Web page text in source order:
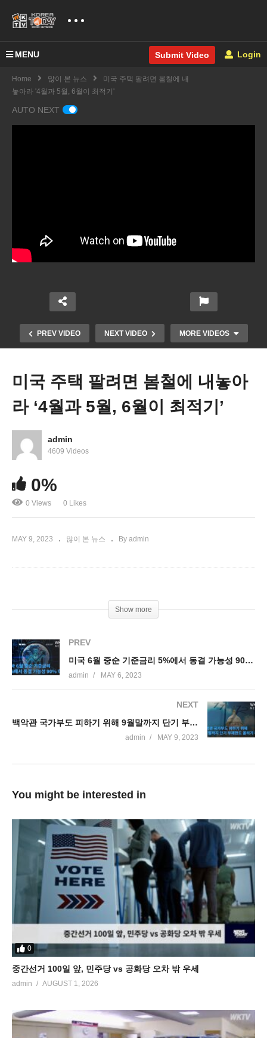
MENU Submit Video Login
Home 많이 본 뉴스
미국 주택 팔려면 봄철에 내
놓아라 '4월과 5월, 6월이 최적기'
AUTO NEXT
PREV VIDEO NEXT VIDEO MORE VIDEOS
부, 서울에 지원센터
미국 주택 팔려면 봄철에 내놓아
라 ‘4월과 5월, 6월이 최적기’
admin
4609 Videos
0%
0 Views 0 Likes
MAY 9, 2023 많이 본 뉴스 By admin
Show more
PREV
미국 6월 중순 기준금리 5%에서 동결 가능성 90% 이상
admin MAY 6, 2023
NEXT
백악관 국가부도 피하기 위해 9월말까지 단기 부채한도 올리기 주력
admin MAY 9, 2023
You might be interested in
0
중간선거 100일 앞, 민주당 vs 공화당 오차 밖 우세
admin AUGUST 1, 2026